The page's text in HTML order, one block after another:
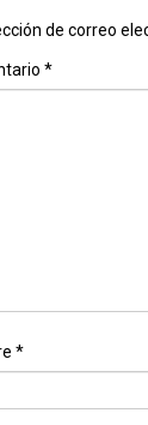
de correo
*
*